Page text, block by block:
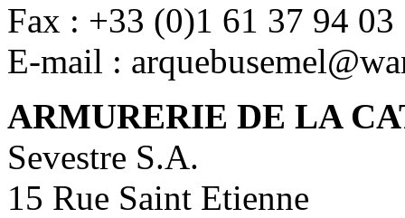
Fax : +33 (0)1 61 37 94 03
E-mail :
ARMURERIE DE LA
Sevestre S.A.
15 Rue Saint Etienne